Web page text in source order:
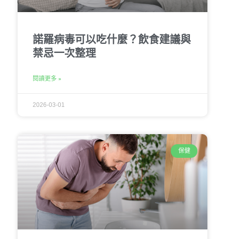
諾羅病毒可以吃什麼？飲食建議與
禁忌一次整理
閱讀更多 »
2026-03-01
保健